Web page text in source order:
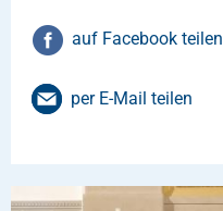
auf Facebook teilen
per E-Mail teilen